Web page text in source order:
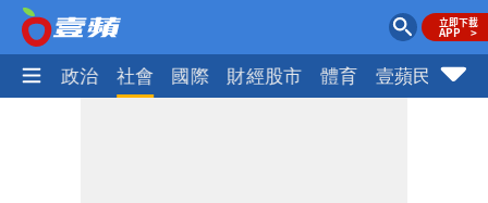
生活 政治 社會 國際 財經股市 體育 壹蘋民調